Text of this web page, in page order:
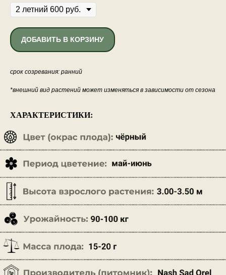
ДОБАВИТЬ В КОРЗИНУ
срок созревания: ранний
*внешний вид растений может изменяться в зависимости от сезона
ХАРАКТЕРИСТИКИ: